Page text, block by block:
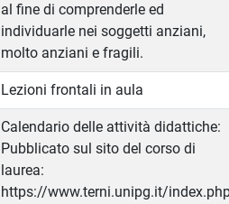
al fine di comprenderle ed
individuarle nei soggetti anziani,
molto anziani e fragili.
Lezioni frontali in aula
Calendario delle attività didattiche:
Pubblicato sul sito del corso di
laurea:
https://www.terni.unipg.it/